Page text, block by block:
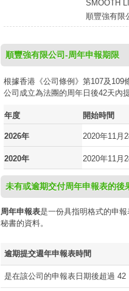
SMOOTH
順豐強有限
順豐強有限公司-周年申報期限
根據香港《公司條例》第107及109
公司成立為法團的周年日後42天內
年度 開始時間
2026年 2020年11月
2020年 2020年11月
未有或逾期交付周年申報表的後
周年申報表是一份具指明格式的申
秘書的資料。
逾期提交週年申報表時間
是在該公司的申報表日期後超過 42